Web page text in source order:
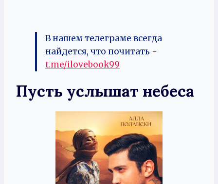
В нашем телеграме всегда
найдется, что почитать -
t.me/ilovebook99
Пусть услышат небеса